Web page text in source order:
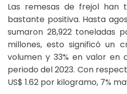
Las remesas de frejol han
bastante positiva. Hasta
sumaron 28,922 toneladas
millones, esto significó un
volumen y 33% en valor en
periodo del 2023. Con
US$ 1.62 por kilogramo, 7%